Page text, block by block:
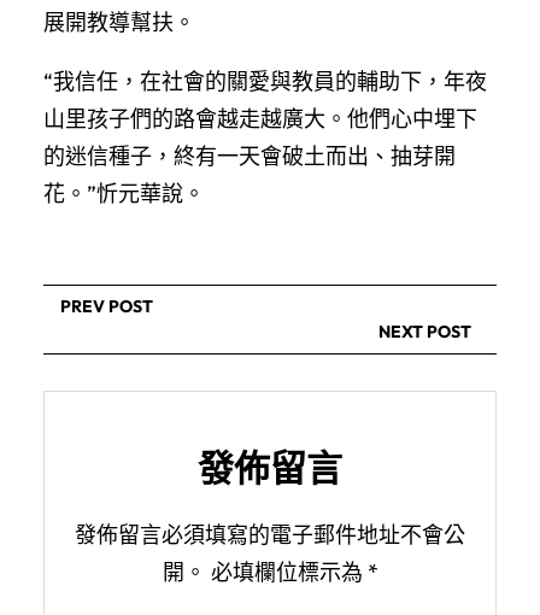
展開教導幫扶。
“我信任，在社會的關愛與教員的輔助下，年夜
山里孩子們的路會越走越廣大。他們心中埋下
的迷信種子，終有一天會破土而出、抽芽開
花。”忻元華說。
PREV POST
NEXT POST
發佈留言
發佈留言必須填寫的電子郵件地址不會公
開。 必填欄位標示為 *